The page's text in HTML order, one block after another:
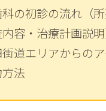
の初診の流れ（
容・治療計画説
道エリアからの
法